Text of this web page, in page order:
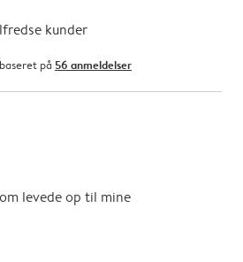
kunder
baseret på 56 anmeldelser
levede op til mine